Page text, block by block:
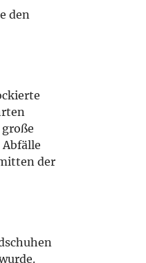
den
der